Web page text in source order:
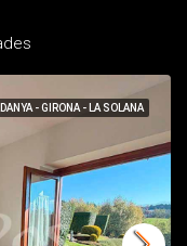
- GIRONA - LA SOLANA